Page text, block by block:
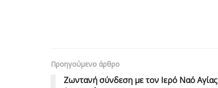
Προηγούμενο άρθρο
Ζωντανή σύνδεση με τον Ιερό Ναό Αγίας